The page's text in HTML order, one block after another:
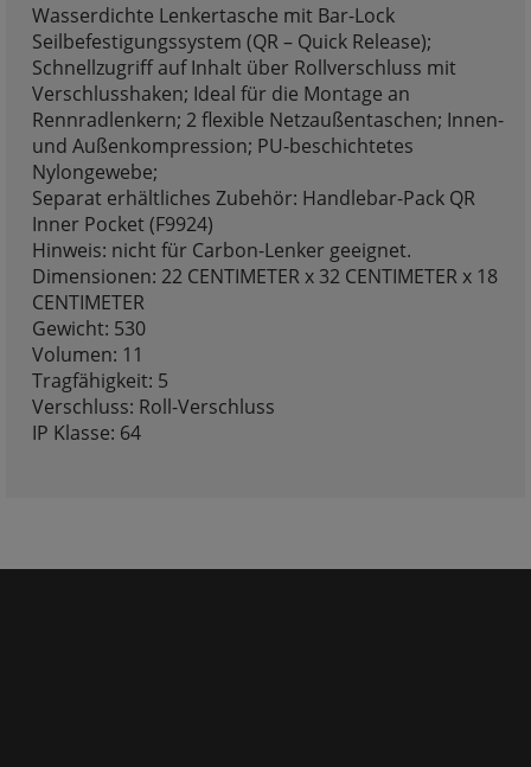
Wasserdichte Lenkertasche mit Bar-Lock
Seilbefestigungssystem (QR – Quick Release);
Schnellzugriff auf Inhalt über Rollverschluss mit
Verschlusshaken; Ideal für die Montage an
Rennradlenkern; 2 flexible Netzaußentaschen; Innen-
und Außenkompression; PU-beschichtetes
Nylongewebe;
Separat erhältliches Zubehör: Handlebar-Pack QR
Inner Pocket (F9924)
Hinweis: nicht für Carbon-Lenker geeignet.
Dimensionen: 22 CENTIMETER x 32 CENTIMETER x 18
CENTIMETER
Gewicht: 530
Volumen: 11
Tragfähigkeit: 5
Verschluss: Roll-Verschluss
IP Klasse: 64